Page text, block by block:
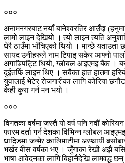
०००
अनामनगरबाट नयाँ बानेश्वरतिर आउँदा
लामो लाइन देखियो । त्यो लाइन त्यति
धेरै ठाउँमा भाँचिएको थियो । मान्छे यताउता
सायद उनीहरुले नाम टिपाइ सकेर आफ्नो
अगाडिपट्टि थियो, ग्लोबल आइएमइ बैंक ।
दुईतर्फि लाइन थिए । सबैका हात हातमा
युवालाई भेटेर रोजगारीका लागि कोरिया छनौट
केही कुरा गर्न मन भयो ।
०००
विगतका वर्षमा जस्तै यो वर्ष पनि नवौं
फारम दर्ता गर्न देशका विभिन्न ग्लोबल
धादिङमा जन्मेर कालिमाटीमा अस्थायी
भर्खर बीस वर्षका भए । जुँगाका रेखी अझै
भाषा आवेदनका लागि बिहानैदेखि लामवद्ध छन्